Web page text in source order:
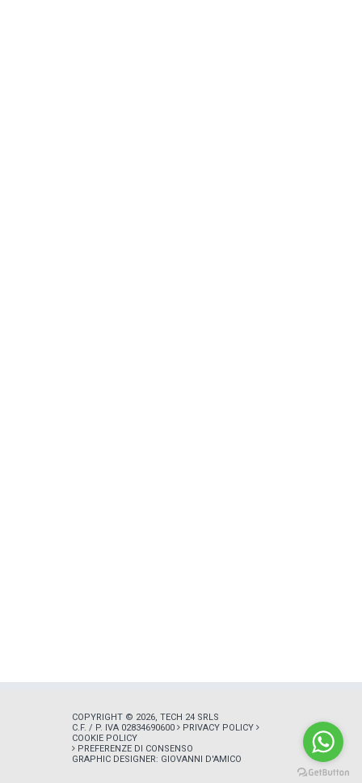
COPYRIGHT © 2026, TECH 24 SRLS
C.F. / P. IVA 02834690600
PRIVACY POLICY
COOKIE POLICY
PREFERENZE DI CONSENSO
GRAPHIC DESIGNER: GIOVANNI D'AMICO